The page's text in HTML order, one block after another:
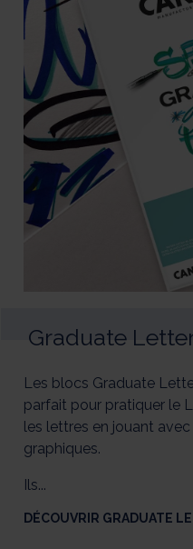
Graduate
Les blocs Graduate
parfait pour pratiquer le
les lettres en jouant
graphiques.
Ils...
DÉCOUVRIR GRADUATE